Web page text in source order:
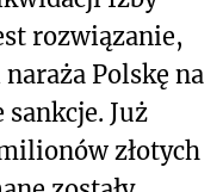
rozwiązanie,
Polskę na
Już
złotych